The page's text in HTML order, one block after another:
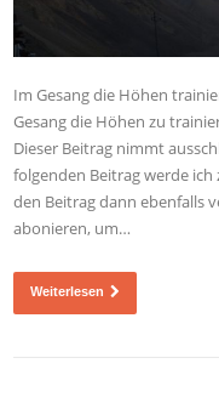
Im Gesang die Höhen
Gesang die Höhen zu
Dieser Beitrag nimmt
folgenden Beitrag werde
den Beitrag dann ebenfalls
abonieren, um…
Weiterlesen